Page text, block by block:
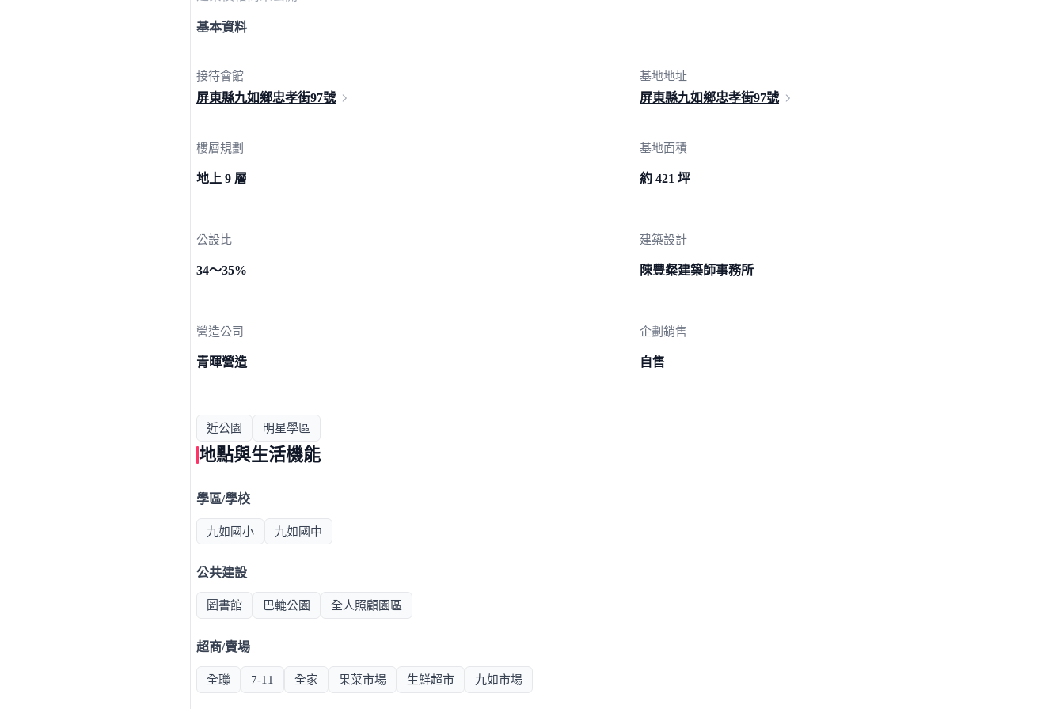
基本資料
接待會館
屏東縣九如鄉忠孝街97號
基地地址
屏東縣九如鄉忠孝街97號
樓層規劃
地上 9 層
基地面積
約 421 坪
公設比
34～35%
建築設計
陳豐粲建築師事務所
營造公司
青暉營造
企劃銷售
自售
近公園 明星學區
地點與生活機能
學區/學校
九如國小 九如國中
公共建設
圖書館 巴轆公園 全人照顧園區
超商/賣場
全聯 7-11 全家 果菜市場 生鮮超市 九如市場